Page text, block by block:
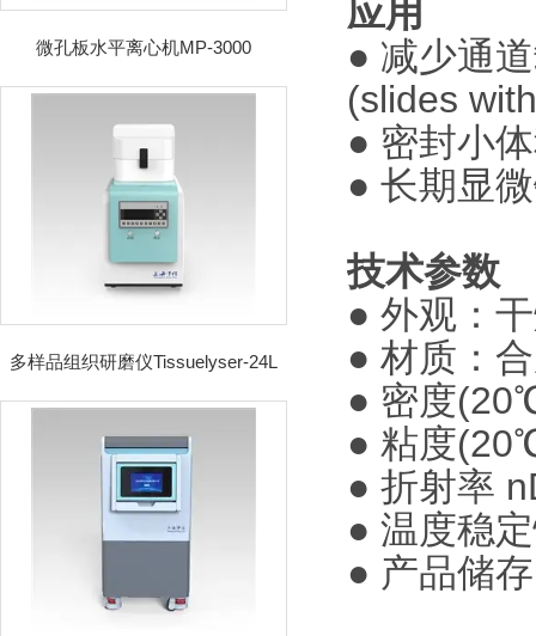
微孔板水平离心机MP-3000
多样品组织研磨仪Tissuelyser-24L
应用
● 减少通
(slides
● 密封小
● 长期显
技术参数
● 外观：
● 材质：
● 密度
● 粘度
● 折射率
● 温度稳
● 产品储